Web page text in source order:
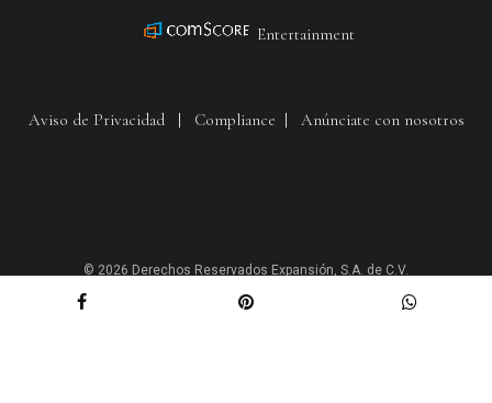
Entertainment
Aviso de Privacidad| Compliance | Anúnciate con nosotros
© 2026 Derechos Reservados Expansión, S.A. de C.V.